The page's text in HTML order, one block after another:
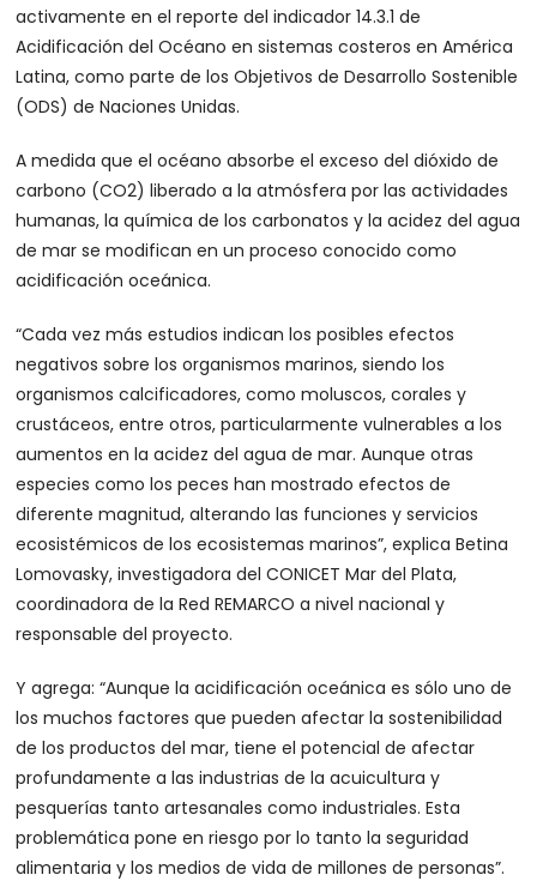
activamente en el reporte del indicador 14.3.1 de
Acidificación del Océano en sistemas costeros en América
Latina, como parte de los Objetivos de Desarrollo Sostenible
(ODS) de Naciones Unidas.
A medida que el océano absorbe el exceso del dióxido de
carbono (CO2) liberado a la atmósfera por las actividades
humanas, la química de los carbonatos y la acidez del agua
de mar se modifican en un proceso conocido como
acidificación oceánica.
“Cada vez más estudios indican los posibles efectos
negativos sobre los organismos marinos, siendo los
organismos calcificadores, como moluscos, corales y
crustáceos, entre otros, particularmente vulnerables a los
aumentos en la acidez del agua de mar. Aunque otras
especies como los peces han mostrado efectos de
diferente magnitud, alterando las funciones y servicios
ecosistémicos de los ecosistemas marinos”, explica Betina
Lomovasky, investigadora del CONICET Mar del Plata,
coordinadora de la Red REMARCO a nivel nacional y
responsable del proyecto.
Y agrega: “Aunque la acidificación oceánica es sólo uno de
los muchos factores que pueden afectar la sostenibilidad
de los productos del mar, tiene el potencial de afectar
profundamente a las industrias de la acuicultura y
pesquerías tanto artesanales como industriales. Esta
problemática pone en riesgo por lo tanto la seguridad
alimentaria y los medios de vida de millones de personas”.